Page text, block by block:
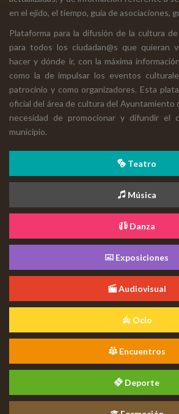
en el ejido, el tiempo, guía de asociaciones,
Plataforma para la difusión de la cultura
para todos los ciudadan@s que quieran
hacer y dónde ir, con la máxima
como la de impulsar los eventos
patrocinio y como organizadores. Esta
oficial del área de cultura del Ayuntamiento
necesidad de promocionar y difundir el
municipio.
Teatro
Música
Danza
Exposiciones
Audiovisual
Ocio
Encuentros
Deporte